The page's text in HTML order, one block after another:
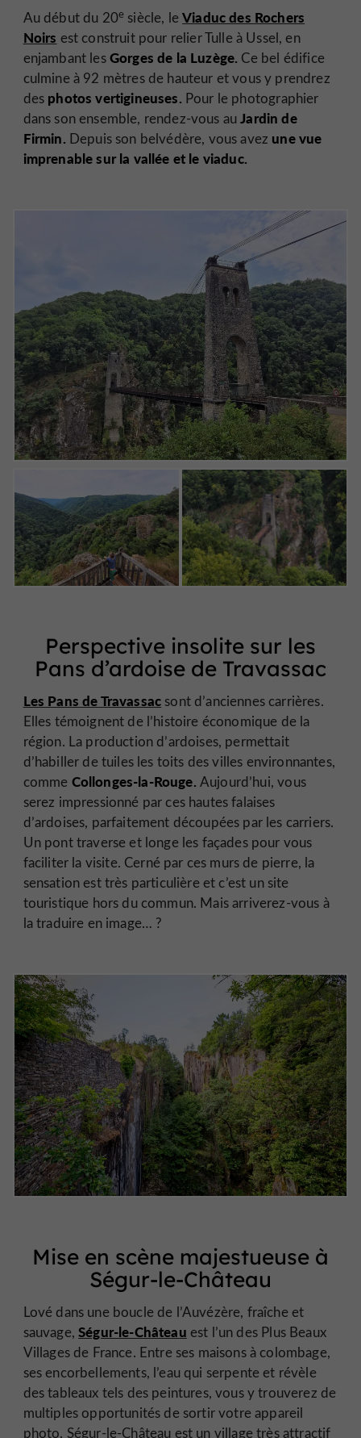
Au début du 20e siècle, leViaduc des Rochers
Noirs est construit pour relier Tulle à Ussel, en
enjambant lesGorges de la Luzège. Ce bel édifice
culmine à 92 mètres de hauteur et vous y prendrez
des photos vertigineuses. Pour le photographier
dans son ensemble, rendez-vous auJardin de
Firmin. Depuis son belvédère, vous avez une vue
imprenable sur la vallée et le viaduc.
Perspective insolite sur les
Pans d’ardoise de Travassac
Les Pans de Travassac sont d’anciennes carrières.
Elles témoignent de l’histoire économique de la
région. La production d’ardoises, permettait
d’habiller de tuiles les toits des villes environnantes,
comme Collonges-la-Rouge. Aujourd’hui, vous
serez impressionné par ces hautes falaises
d’ardoises, parfaitement découpées par les carriers.
Un pont traverse et longe les façades pour vous
faciliter la visite. Cerné par ces murs de pierre, la
sensation est très particulière et c’est un site
touristique hors du commun. Mais arriverez-vous à
la traduire en image… ?
Mise en scène majestueuse à
Ségur-le-Château
Lové dans une boucle de l’Auvézère, fraîche et
sauvage,Ségur-le-Château est l’un des Plus Beaux
Villages de France. Entre ses maisons à colombage,
ses encorbellements, l’eau qui serpente et révèle
des tableaux tels des peintures, vous y trouverez de
multiples opportunités de sortir votre appareil
photo. Ségur-le-Château est un village très attractif